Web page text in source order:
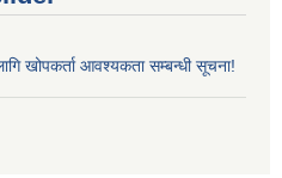
खोपकर्ता आवश्यकता सम्बन्धी सूचना!